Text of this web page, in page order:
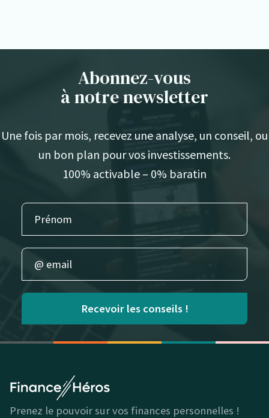
Abonnez-vous
à notre newsletter
Une fois par mois, recevez une analyse, un conseil, ou
un bon plan pour vos investissements.
100% activable – 0% baratin
Recevoir les conseils !
Prenez le pouvoir sur vos finances personnelles !